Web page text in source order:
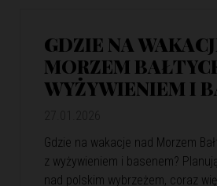
GDZIE NA
MORZEM
WYŻYWIENIEM I
Gdzie na wakacje nad Morzem
z wyżywieniem i basenem?
nad polskim wybrzeżem, coraz